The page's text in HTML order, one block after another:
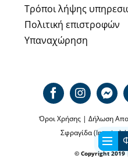
Τρόποι λήψης
Πολιτική επιστροφών
Υπαναχώρηση
Όροι Χρήσης | Δήλωση
Σφραγίδα (Imprint)
© Copyright 2019